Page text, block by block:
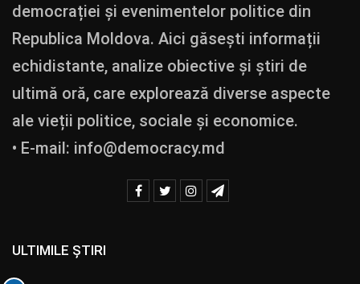
democrației și evenimentelor politice din
Republica Moldova. Aici găsești informații
echidistante, analize obiective și știri de
ultimă oră, care explorează diverse aspecte
ale vieții politice, sociale și economice.
• E-mail: info@democracy.md
ULTIMILE ȘTIRI